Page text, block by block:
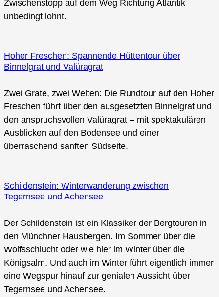
Zwischenstopp auf dem Weg Richtung Atlantik
unbedingt lohnt.
Hoher Freschen: Spannende Hüttentour über
Binnelgrat und Valüragrat
Zwei Grate, zwei Welten: Die Rundtour auf den Hoher
Freschen führt über den ausgesetzten Binnelgrat und
den anspruchsvollen Valüragrat – mit spektakulären
Ausblicken auf den Bodensee und einer
überraschend sanften Südseite.
Schildenstein: Winterwanderung zwischen
Tegernsee und Achensee
Der Schildenstein ist ein Klassiker der Bergtouren in
den Münchner Hausbergen. Im Sommer über die
Wolfsschlucht oder wie hier im Winter über die
Königsalm. Und auch im Winter führt eigentlich immer
eine Wegspur hinauf zur genialen Aussicht über
Tegernsee und Achensee.